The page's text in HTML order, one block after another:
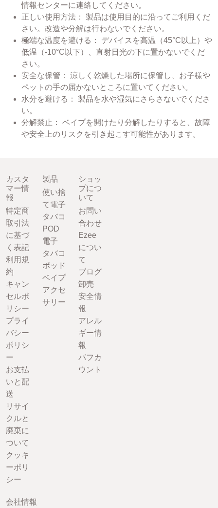
情報センターに連絡してください。
正しい使用方法： 製品は使用目的に沿ってご利用くだ
さい。改造や分解は行わないでください。
極端な温度を避ける： デバイスを高温（45°C以上）や
低温（-10°C以下）、直射日光の下に置かないでくだ
さい。
安全な保管： 涼しく乾燥した場所に保管し、お子様や
ペットの手の届かないところに置いてください。
水分を避ける： 製品を水や湿気にさらさないでくださ
い。
分解禁止： ベイプを開けたり分解したりすると、故障
や安全上のリスクを引き起こす可能性があります。
カスタ
マー情
報
特定商
取引法
に基づ
く表記
利用規
約
キャン
セルポ
リシー
プライ
バシー
ポリシ
ー
お支払
いと配
送
リサイ
クルと
廃棄に
ついて
クッキ
ーポリ
シー
製品
使い捨
て電子
タバコ
POD
電子
タバコ
ポッド
ベイプ
アクセ
サリー
ショッ
プにつ
いて
お問い
合わせ
Ezee
につい
て
ブログ
卸売
安全情
報
アレル
ギー情
報
パフカ
ウント
会社情報